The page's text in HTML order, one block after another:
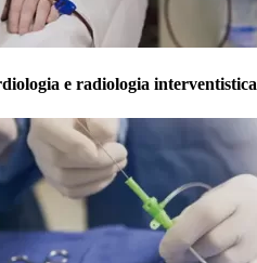
e radiologia interventistica